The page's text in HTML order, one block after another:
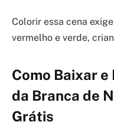
Colorir essa cena
vermelho e verde,
Como Baixar
da Branca de
Grátis